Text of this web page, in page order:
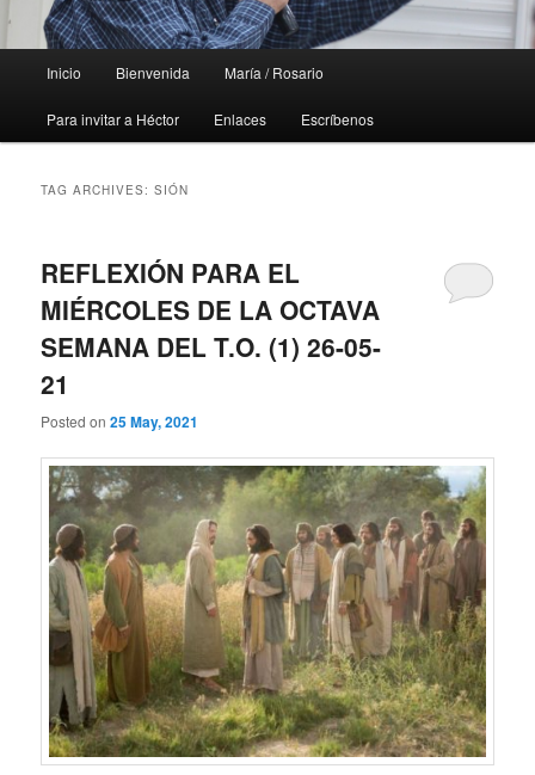
Inicio Bienvenida María / Rosario
Para invitar a Héctor Enlaces Escríbenos
TAG ARCHIVES:SIÓN
REFLEXIÓN PARA EL
MIÉRCOLES DE LA OCTAVA
SEMANA DEL T.O. (1) 26-05-
21
Posted on25 May, 2021